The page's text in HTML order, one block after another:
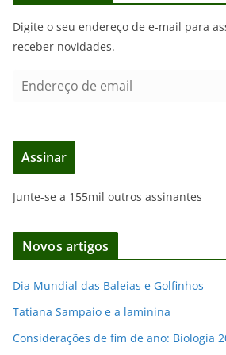
Digite o seu endereço de e-mail para
receber novidades.
e
e
ç
d
a
i
Assinar
Junte-se a 155mil outros assinantes
Novos artigos
Dia Mundial das Baleias e Golfinhos
Tatiana Sampaio e a laminina
Considerações de fim de ano: Biologia